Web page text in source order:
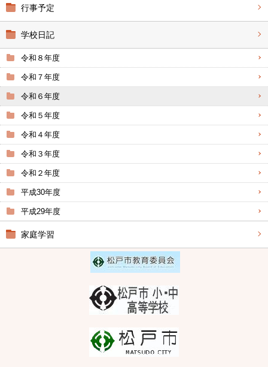
行事予定
学校日記
令和８年度
令和７年度
令和６年度
令和５年度
令和４年度
令和３年度
令和２年度
平成30年度
平成29年度
家庭学習